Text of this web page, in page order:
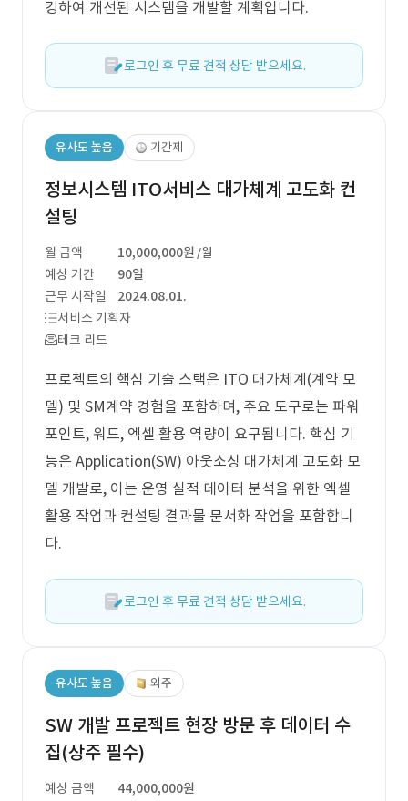
킹하여 개선된 시스템을 개발할 계획입니다.
로그인 후 무료 견적 상담 받으세요.
유사도 높음 기간제
정보시스템 ITO서비스 대가체계 고도화 컨
설팅
월 금액 10,000,000원 /월
예상 기간
90일
근무 시작일
2024.08.01.
서비스 기획자
테크 리드
프로젝트의 핵심 기술 스택은 ITO 대가체계(계약 모
델) 및 SM계약 경험을 포함하며, 주요 도구로는 파워
포인트, 워드, 엑셀 활용 역량이 요구됩니다. 핵심 기
능은 Application(SW) 아웃소싱 대가체계 고도화 모
델 개발로, 이는 운영 실적 데이터 분석을 위한 엑셀
활용 작업과 컨설팅 결과물 문서화 작업을 포함합니
다.
로그인 후 무료 견적 상담 받으세요.
유사도 높음 외주
SW 개발 프로젝트 현장 방문 후 데이터 수
집(상주 필수)
예상 금액
44,000,000원